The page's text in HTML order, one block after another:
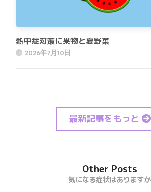
熱中症対策に果物と夏野菜
2026年7月10日
最新記事をもっと
Other Posts
気になる症状はありますか